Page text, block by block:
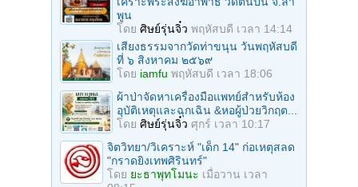
พูน
โดย ศิษย์รุ่นจิ๋ว พฤหัสบดี เวลา 14:14
เสียงธรรมจากวัดท่าขนุน วันพฤหัสบดี
ที่ ๖ สิงหาคม ๒๕๖๙
โดย iamfu พฤหัสบดี เวลา 18:06
ผ้าป่าจัดหาเครื่องมือแพทย์สำหรับห้อง
อุบัติเหตุและฉุกเฉิน &หอผู้ป่วยวิกฤต...
โดย ศิษย์รุ่นจิ๋ว ศุกร์ เวลา 10:17
จิตวิทยา/วิเคราะห์ "เด็ก 14" ก่อเหตุสลด
"กราดยิงเทพศิรินทร์"
โดย ยะธาพุทโมนะ เมื่อวาน เวลา